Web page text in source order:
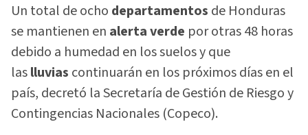
Un total de ocho departamentos de Honduras
se mantienen en alerta verde por otras 48 horas
debido a humedad en los suelos y que
laslluvias continuarán en los próximos días en el
país, decretó la Secretaría de Gestión de Riesgo y
Contingencias Nacionales (Copeco).